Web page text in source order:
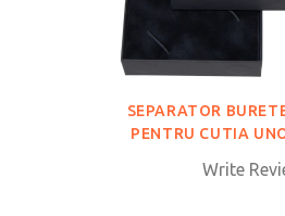
SEPARATOR
PENTRU CUTIA
Write